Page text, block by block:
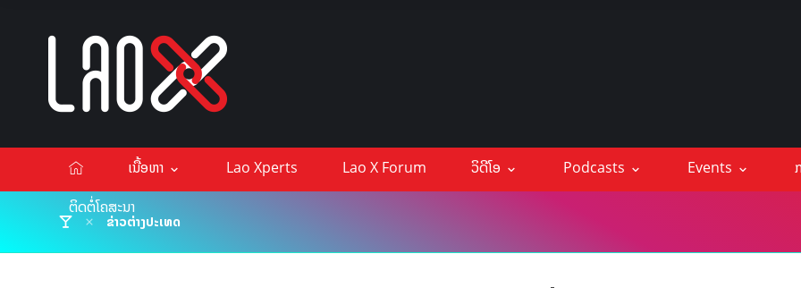
ເນື້ອຫາ Lao Xperts Lao X Forum ວິດີໂອ Podcasts Events
ຕິດຕໍ່ໂຄສະນາ
ຂ່າວຕ່າງປະເທດ